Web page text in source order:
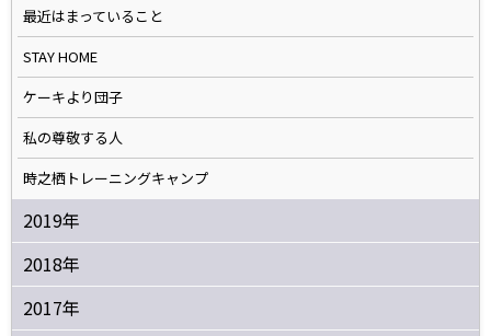
最近はまっていること
STAY HOME
ケーキより団子
私の尊敬する人
時之栖トレーニングキャンプ
2019年
2018年
2017年